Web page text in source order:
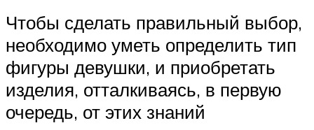
Чтобы сделать правильный выбор,
необходимо уметь определить тип
фигуры девушки, и приобретать
изделия, отталкиваясь, в первую
очередь, от этих знаний